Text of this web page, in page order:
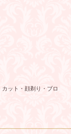
ット・顔剃り・ブロ